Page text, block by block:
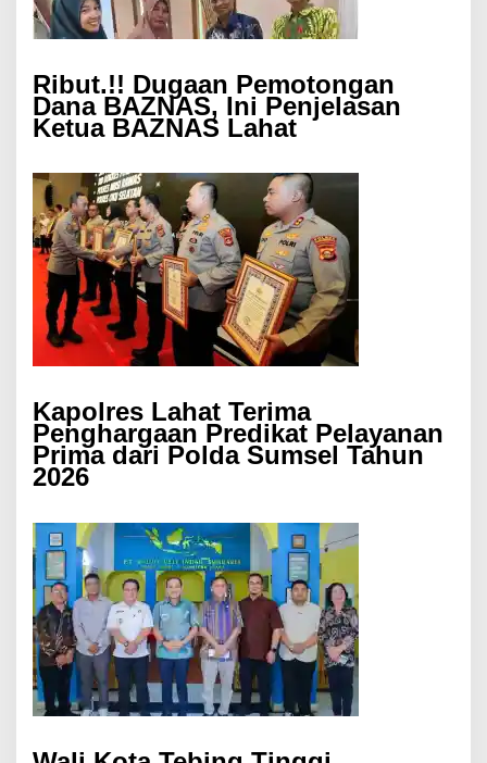
Ribut.!! Dugaan Pemotongan
Dana BAZNAS, Ini Penjelasan
Ketua BAZNAS Lahat
Kapolres Lahat Terima
Penghargaan Predikat Pelayanan
Prima dari Polda Sumsel Tahun
2026